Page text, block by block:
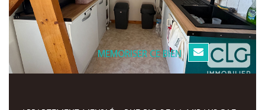
MEMORISER CE BIEN